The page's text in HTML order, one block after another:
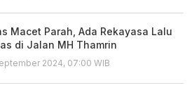
Macet Parah, Ada Rekayasa Lalu
di Jalan MH Thamrin
2024, 07:00 WIB